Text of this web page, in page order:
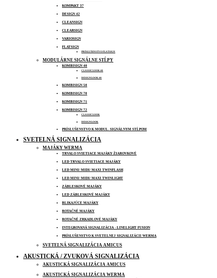
KOMPAKT 37
DESIGN 42
CLEANSIGN
CLEARSIGN
VARIOSIGN
FLATSIGN
PRÍSLUŠENSTVO FLATSIGN
MODULÁRNE SIGNÁLNE STĹPY
KOMBISIGN 40
CLASSICLOOK 40
DESIGNLOOK 40
KOMBISIGN 50
KOMBISIGN 70
KOMBISIGN 71
KOMBISIGN 72
CLASSICLOOK
DESIGNLOOK
PRÍSLUŠENSTVO K MODUL. SIGNÁLNYM STĹPOM
SVETELNÁ SIGNALIZÁCIA
MAJÁKY WERMA
TRVALO SVIETIACE MAJÁKY ŽIAROVKOVÉ
LED TRVALO SVIETIACE MAJÁKY
LED MINI/ MIDI/ MAXI TWINFLASH
LED MINI/ MIDI/ MAXI TWINLIGHT
ZÁBLESKOVÉ MAJÁKY
LED ZÁBLESKOVÉ MAJÁKY
BLIKAJÚCE MAJÁKY
ROTAČNÉ MAJÁKY
ROTAČNÉ ZRKADLOVÉ MAJÁKY
INTEGROVANÁ SIGNALIZÁCIA - LINELIGHT FUSION
PRÍSLUŠENSTVO K SVETELNEJ SIGNALIZÁCII WERMA
SVETELNÁ SIGNALIZÁCIA AMICUS
AKUSTICKÁ / ZVUKOVÁ SIGNALIZÁCIA
AKUSTICKÁ SIGNALIZÁCIA AMICUS
AKUSTICKÁ SIGNALIZÁCIA WERMA